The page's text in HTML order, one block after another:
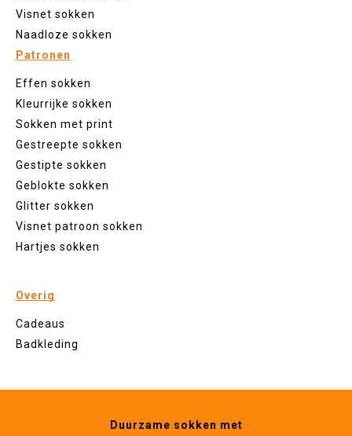
Visnet sokken
Naadloze sokken
Patronen
Effen sokken
Kleurrijke sokken
Sokken met print
Gestreepte sokken
Gestipte sokken
Geblokte sokken
Glitter sokken
Visnet patroon sokken
Hartjes sokken
Overig
Cadeaus
Badkleding
Duurzame sokken met